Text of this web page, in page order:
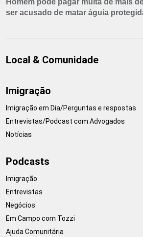
ser acusado de matar águia
Local & Comunidade
Imigração
Imigração em Dia/Perguntas e respostas
Entrevistas/Podcast com Advogados
Notícias
Podcasts
Imigração
Entrevistas
Negócios
Em Campo com Tozzi
Ajuda Comunitária